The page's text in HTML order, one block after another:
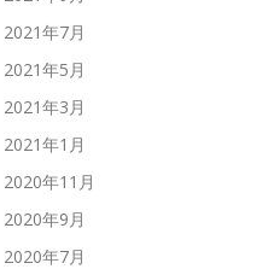
2021年7月
2021年5月
2021年3月
2021年1月
2020年11月
2020年9月
2020年7月